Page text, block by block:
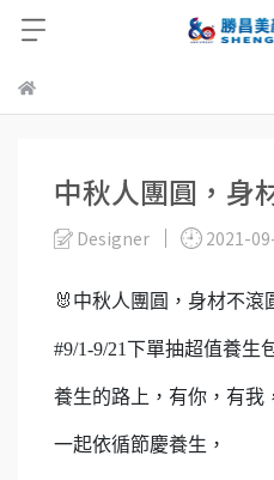
中秋人團圓，身
Designer 2021-
🐰中秋人團圓，身材不滾
#9/1-9/21下單抽超值養生
養生的路上，有你，有我
一起依循節慶養生，